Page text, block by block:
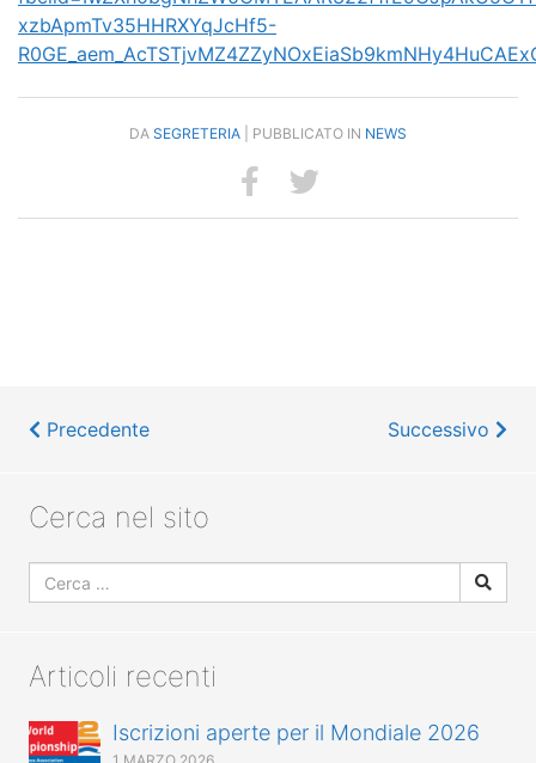
xzbApmTv35HHRXYqJcHf5-
DA SEGRETERIA | PUBBLICATO IN NEWS
Precedente Successivo
Cerca nel sito
Articoli recenti
Iscrizioni aperte per il Mondiale 2026